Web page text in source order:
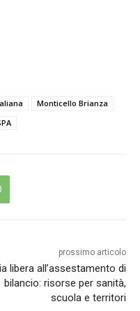
Monticello Brianza
prossimo articolo
libera all’assestamento di
bilancio: risorse per sanità,
scuola e territori